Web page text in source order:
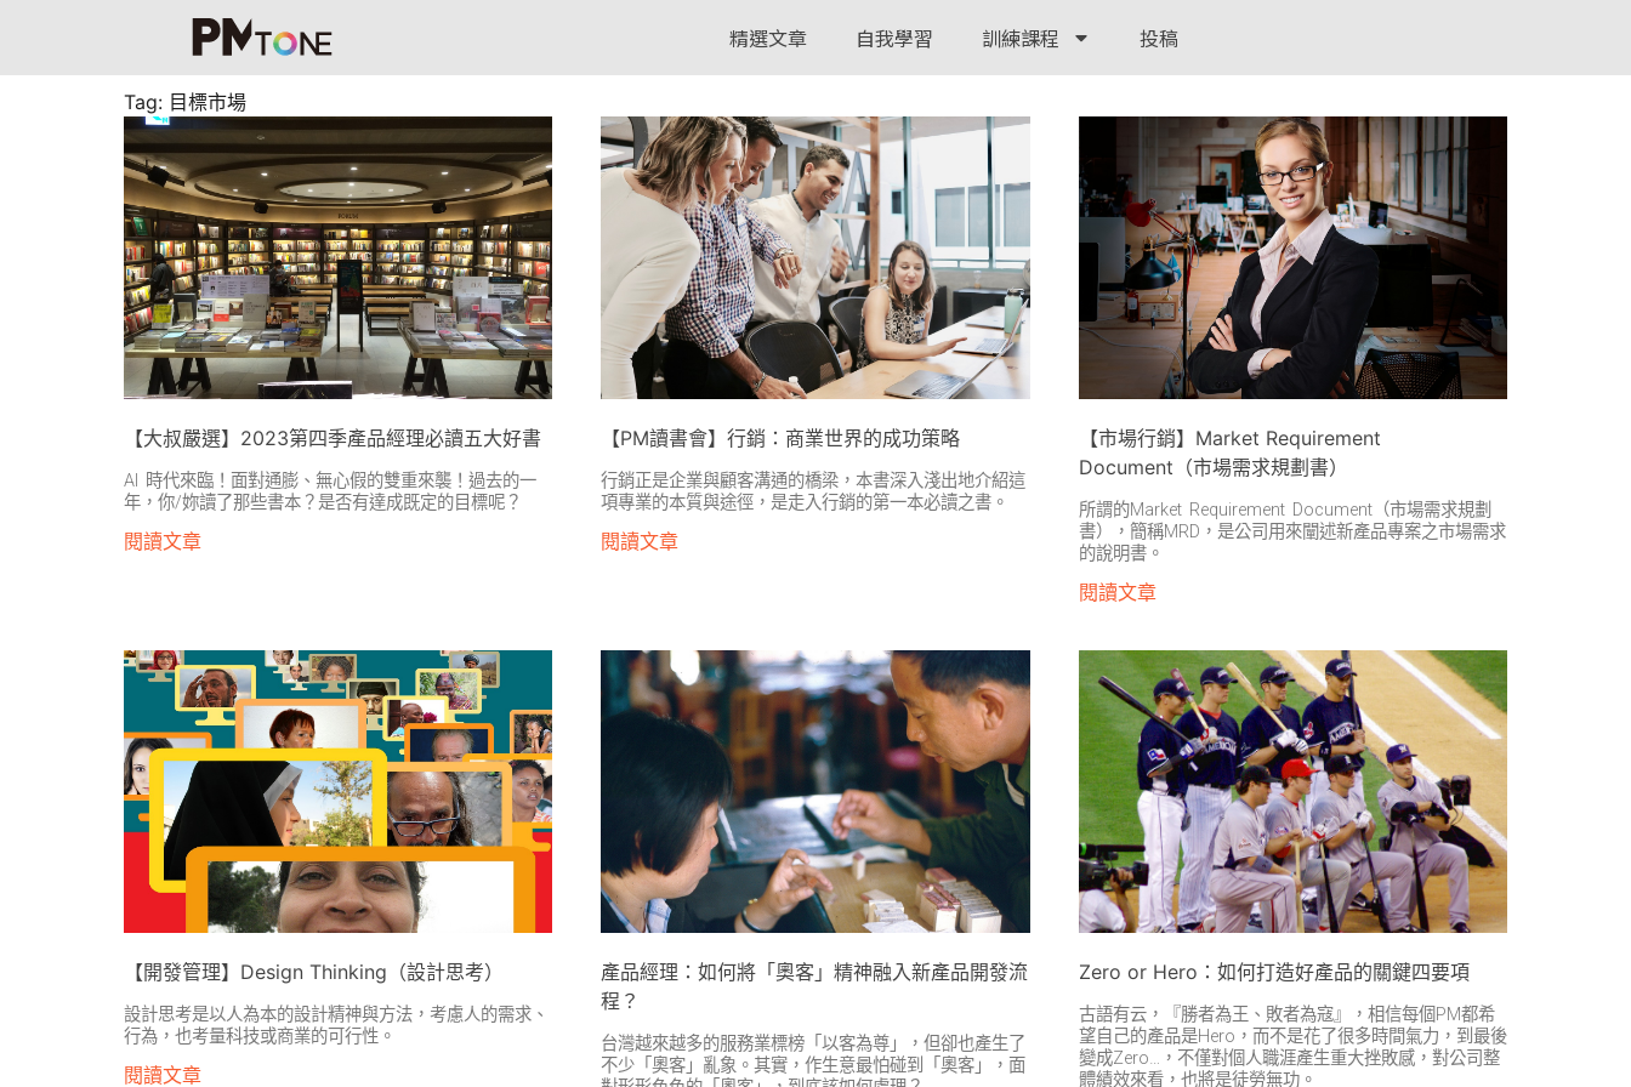
精選文章 自我學習 訓練課程 投稿
Tag: 目標市場
【大叔嚴選】2023第四季產品經理必讀五大好書
AI 時代來臨！面對通膨、無心假的雙重來襲！過去的一
年，你/妳讀了那些書本？是否有達成既定的目標呢？
閱讀文章
【PM讀書會】行銷：商業世界的成功策略
行銷正是企業與顧客溝通的橋梁，本書深入淺出地介紹這
項專業的本質與途徑，是走入行銷的第一本必讀之書。
閱讀文章
【市場行銷】Market Requirement
Document（市場需求規劃書）
所謂的Market Requirement Document（市場需求規劃
書），簡稱MRD，是公司用來闡述新產品專案之市場需求
的說明書。
閱讀文章
【開發管理】Design Thinking（設計思考）
設計思考是以人為本的設計精神與方法，考慮人的需求、
行為，也考量科技或商業的可行性。
閱讀文章
產品經理：如何將「奧客」精神融入新產品開發流
程？
台灣越來越多的服務業標榜「以客為尊」，但卻也產生了
不少「奧客」亂象。其實，作生意最怕碰到「奧客」，面
Zero or Hero：如何打造好產品的關鍵四要項
古語有云，『勝者為王、敗者為寇』，相信每個PM都希
望自己的產品是Hero，而不是花了很多時間氣力，到最後
變成Zero…，不僅對個人職涯產生重大挫敗感，對公司整
體績效來看，也將是徒勞無功。